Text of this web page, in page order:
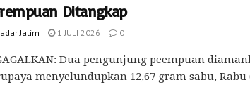
Ditangkap
Jatim 1 JULI 2026 0
Dua pengunjung peempuan
menyelundupkan 12,67 gram sabu, Rabu